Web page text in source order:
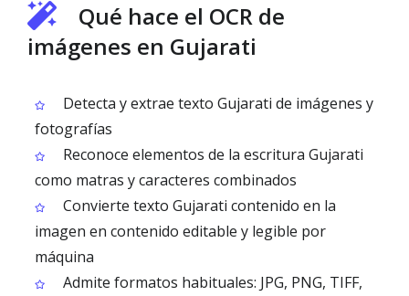
Qué hace el OCR de
imágenes en Gujarati
Detecta y extrae texto Gujarati de imágenes y
fotografías
Reconoce elementos de la escritura Gujarati
como matras y caracteres combinados
Convierte texto Gujarati contenido en la
imagen en contenido editable y legible por
máquina
Admite formatos habituales: JPG, PNG, TIFF,